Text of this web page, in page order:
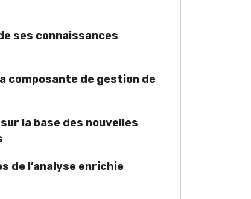
ses connaissances
composante de gestion de
la base des nouvelles
l’analyse enrichie